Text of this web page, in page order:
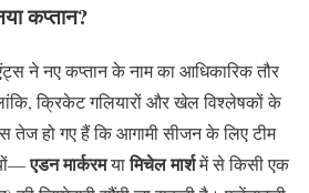
कप्तान?
ने नए कप्तान के नाम का आधिकारिक तौर
क्रिकेट गलियारों और खेल विश्लेषकों के
तेज हो गए हैं कि आगामी सीजन के लिए टीम
एडन मार्करमयामिचेल मार्शमें से किसी एक